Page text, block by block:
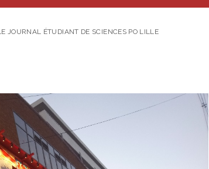
JOURNAL ÉTUDIANT DE SCIENCES PO LILLE